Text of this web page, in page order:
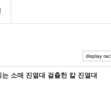
소매 진열대 걸출한 칼 진열대